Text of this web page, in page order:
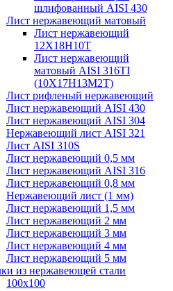
шлифованный AISI 430
Лист нержавеющий матовый
Лист нержавеющий
12X18H10T
Лист нержавеющий
матовый AISI 316TI
(10Х17Н13М2Т)
Лист рифленый нержавеющий
Лист нержавеющий AISI 430
Лист нержавеющий AISI 304
Нержавеющий лист AISI 321
Лист AISI 310S
Лист нержавеющий 0,5 мм
Лист нержавеющий AISI 316
Лист нержавеющий 0,8 мм
Нержавеющий лист (1 мм)
Лист нержавеющий 1,5 мм
Лист нержавеющий 2 мм
Лист нержавеющий 3 мм
Лист нержавеющий 4 мм
Лист нержавеющий 5 мм
из нержавеющей стали
100х100